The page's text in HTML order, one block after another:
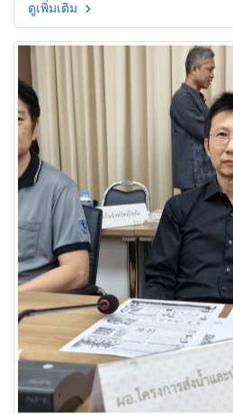
ดูเพิ่มเติม